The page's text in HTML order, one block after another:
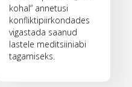
kohal“ annetusi
konfliktipiirkondades
vigastada saanud
lastele meditsiiniabi
tagamiseks.